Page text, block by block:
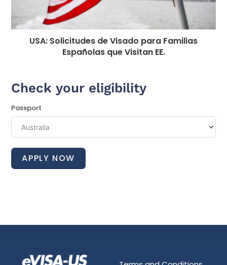
USA: Solicitudes de Visado para Familias
Españolas que Visitan EE.
Check your eligibility
Passport
APPLY NOW